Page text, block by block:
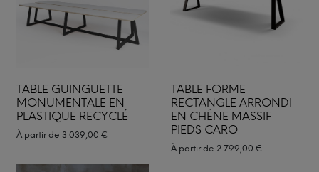
TABLE GUINGUETTE
MONUMENTALE EN
PLASTIQUE RECYCLÉ
À partir de 3 039,00 €
TABLE FORME
RECTANGLE ARRONDI
EN CHÊNE MASSIF
PIEDS CARO
À partir de 2 799,00 €